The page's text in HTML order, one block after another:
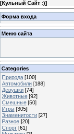
[Кульный Сайт :)]
Форма входа
Меню сайта
Categories
Природа [100]
Автомобили [188]
Девушки [74]
Животные [92]
Смешные [50]
Игры [305]
Знаменитости [27]
Разное [20]
Спорт [61]